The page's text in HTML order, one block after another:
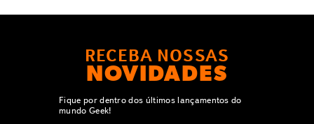
RECEBA NOSSAS
NOVIDADES
Fique por dentro dos últimos lançamentos do
mundo Geek!